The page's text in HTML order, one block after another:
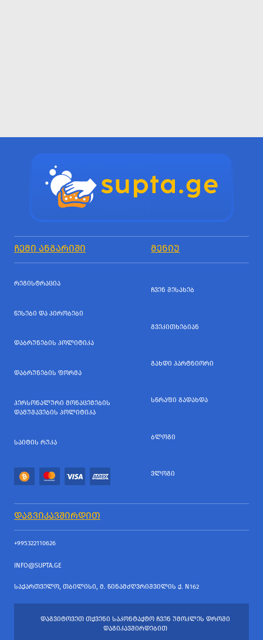
ᲩᲔᲛᲘ ᲐᲜᲒᲐᲠᲘᲨᲘ ᲛᲔᲜᲘᲣ
ᲠᲔᲒᲘᲡᲢᲠᲐᲪᲘᲐ
ᲬᲔᲡᲔᲑᲘ ᲓᲐ ᲞᲘᲠᲝᲑᲔᲑᲘ
ᲓᲐᲑᲠᲣᲜᲔᲑᲘᲡ ᲞᲝᲚᲘᲢᲘᲙᲐ
ᲓᲐᲑᲠᲣᲜᲔᲑᲘᲡ ᲤᲝᲠᲛᲐ
ᲞᲔᲠᲡᲝᲜᲐᲚᲣᲠᲘ ᲛᲝᲜᲐᲪᲔᲛᲔᲑᲘᲡ
ᲓᲐᲛᲣᲨᲐᲕᲔᲑᲘᲡ ᲞᲝᲚᲘᲢᲘᲙᲐ
ᲡᲐᲘᲢᲘᲡ ᲠᲣᲙᲐ
ᲩᲕᲔᲜ ᲨᲔᲡᲐᲮᲔᲑ
ᲒᲕᲔᲙᲘᲗᲮᲔᲑᲘᲐᲜ
ᲒᲐᲮᲓᲘ ᲞᲐᲠᲢᲜᲘᲝᲠᲘ
ᲡᲬᲠᲐᲤᲘ ᲒᲐᲓᲐᲮᲓᲐ
ᲑᲚᲝᲒᲘ
ᲕᲚᲝᲒᲘ
ᲓᲐᲒᲕᲘᲙᲐᲕᲨᲘᲠᲓᲘᲗ
+995322110626
INFO@SUPTA.GE
ᲡᲐᲥᲐᲠᲗᲕᲔᲚᲝ, ᲗᲑᲘᲚᲘᲡᲘ, Მ. ᲬᲘᲜᲐᲛᲫᲦᲕᲠᲘᲨᲕᲘᲚᲘᲡ Ქ. N162
ᲓᲐᲒᲕᲘᲢᲝᲕᲔᲗ ᲗᲥᲕᲔᲜᲘ ᲡᲐᲙᲝᲜᲢᲐᲥᲢᲝ ᲩᲕᲔᲜ ᲣᲛᲝᲙᲚᲔᲡ ᲓᲠᲝᲨᲘ
ᲓᲐᲒᲘᲙᲐᲕᲨᲘᲠᲓᲔᲑᲘᲗ